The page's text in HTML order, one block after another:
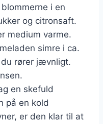
i en
og citronsaft.
medium varme.
simre i ca.
rører jævnligt.
en skefuld
på en kold
er den klar til at